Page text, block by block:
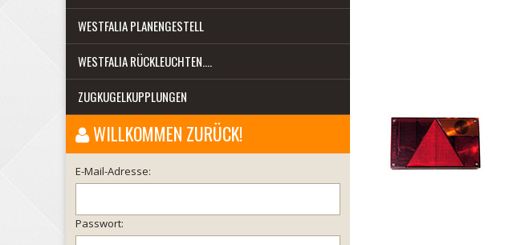
WESTFALIA PLANENGESTELL
WESTFALIA RÜCKLEUCHTEN....
ZUGKUGELKUPPLUNGEN
WILLKOMMEN ZURÜCK!
E-Mail-Adresse:
Passwort: